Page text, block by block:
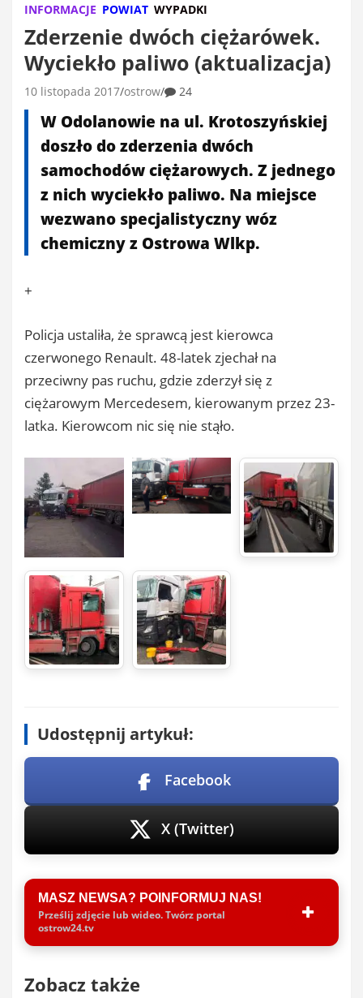
INFORMACJE POWIAT WYPADKI
Zderzenie dwóch ciężarówek.
Wyciekło paliwo (aktualizacja)
10 listopada 2017 ostrow 24
W Odolanowie na ul. Krotoszyńskiej
doszło do zderzenia dwóch
samochodów ciężarowych. Z jednego
z nich wyciekło paliwo. Na miejsce
wezwano specjalistyczny wóz
chemiczny z Ostrowa Wlkp.
+
Policja ustaliła, że sprawcą jest kierowca
czerwonego Renault. 48-latek zjechał na
przeciwny pas ruchu, gdzie zderzył się z
ciężarowym Mercedesem, kierowanym przez 23-
latka. Kierowcom nic się nie stąło.
Udostępnij artykuł:
Facebook
X (Twitter)
MASZ NEWSA? POINFORMUJ NAS!
Prześlij zdjęcie lub wideo. Twórz portal
ostrow24.tv
Zobacz także